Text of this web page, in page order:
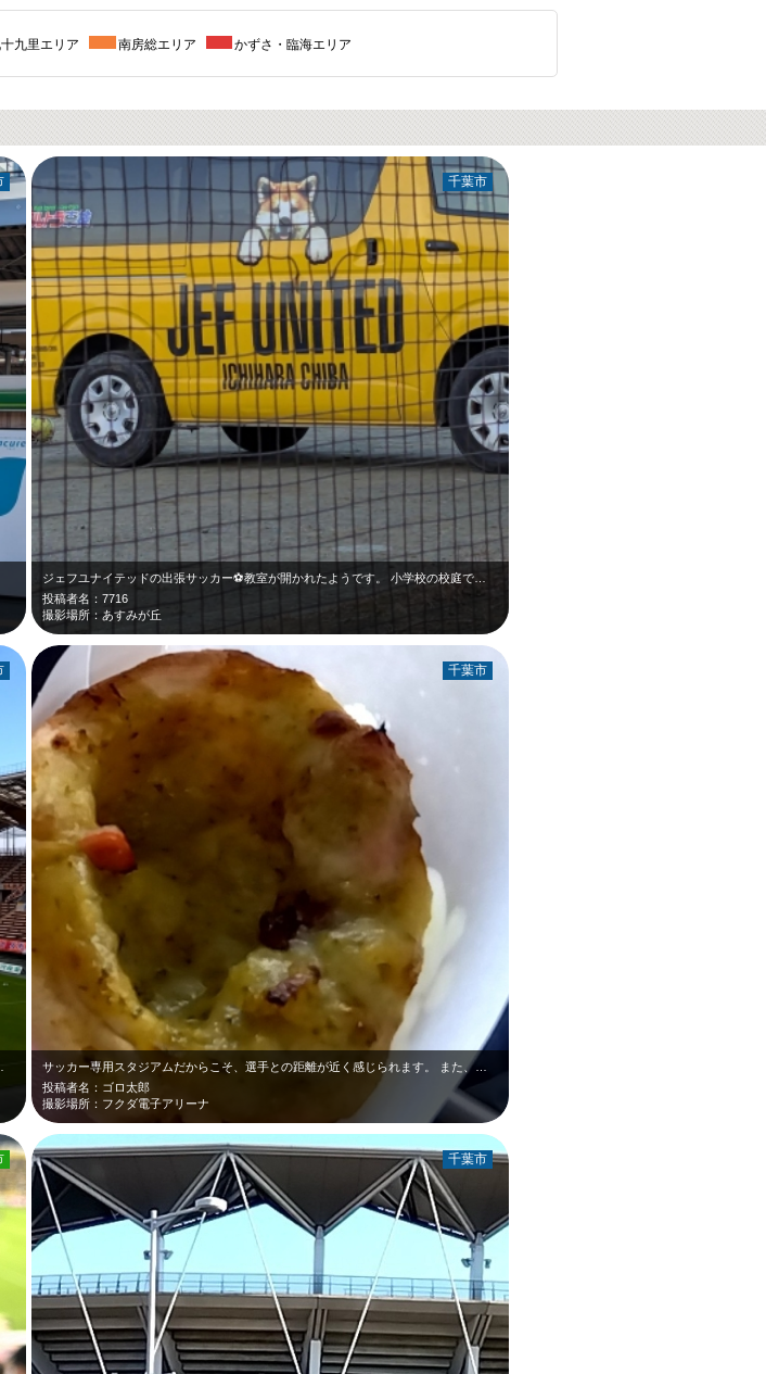
九里エリア 南房総エリア かずさ・臨海エリア
ジェフユナイテッドの出張サッカー⚽️教室が開かれたようです。 小学校の校庭で…
投稿者名：7716
撮影場所：あすみが丘
千葉市
投稿者名：ゴロ太郎
撮影場所：フクダ電子アリーナ
千葉市
千葉市